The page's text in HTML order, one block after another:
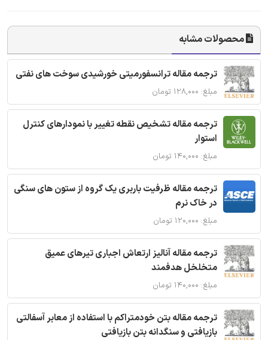
محصولات مشابه
ترجمه مقاله ترانسفورمیتی خورشیدی سوخت های نفتی
مبلغ: ۱۲۸,۰۰۰ تومان
ترجمه مقاله تشخیص نقطه تغییر با نمودارهای کنترل
استوار
مبلغ: ۱۴۰,۰۰۰ تومان
ترجمه مقاله ظرفیت باربری یک گروه از ستون های سنگی
در خاک نرم
مبلغ: ۱۲۰,۰۰۰ تومان
ترجمه مقاله آنالیز ارتعاش اجباری تیرهای عمیق
متخلخل هدفمند
مبلغ: ۱۴۰,۰۰۰ تومان
ترجمه مقاله بتن خودمتراکم با استفاده از معابر آسفالتی
بازیافتی و سنگدانه بتن بازیافتی